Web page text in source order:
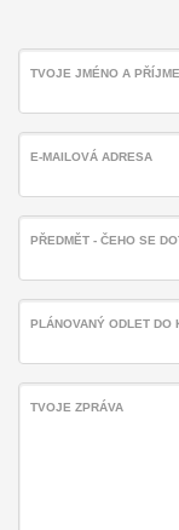
TVOJE JMÉNO A
E-MAILOVÁ ADRESA
PŘEDMĚT - ČEHO SE
PLÁNOVANÝ ODLET DO
TVOJE ZPRÁVA